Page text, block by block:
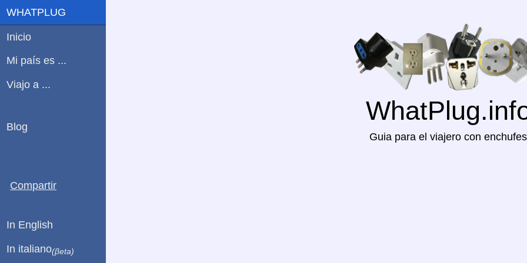
Guia para el viajero con enchufes
WHATPLUG
Inicio
Mi país es ...
Viajo a ...
Blog
Compartir
In English
In italiano(βeta)